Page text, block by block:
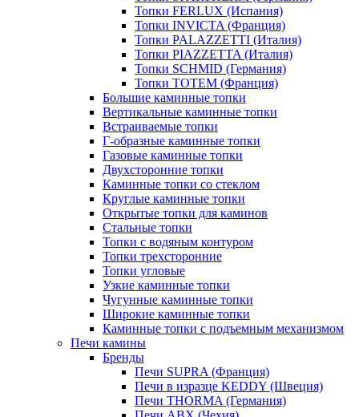
Топки FERLUX (Испания)
Топки INVICTA (Франция)
Топки PALAZZETTI (Италия)
Топки PIAZZETTA (Италия)
Топки SCHMID (Германия)
Топки TOTEM (Франция)
Большие каминные топки
Вертикальные каминные топки
Встраиваемые топки
Г-образные каминные топки
Газовые каминные топки
Двухсторонние топки
Каминные топки со стеклом
Круглые каминные топки
Открытые топки для каминов
Стальные топки
Топки с водяным контуром
Топки трехсторонние
Топки угловые
Узкие каминные топки
Чугунные каминные топки
Широкие каминные топки
Каминные топки с подъемным механизмом
Печи камины
Бренды
Печи SUPRA (Франция)
Печи в изразце KEDDY (Швеция)
Печи THORMA (Германия)